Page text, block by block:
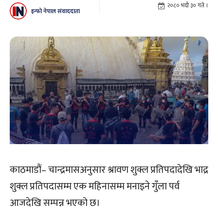
इन्फो नेपाल संवाददाता
२०८० भदौ ३० गते ।
काठमाडौं– चान्द्रमासअनुसार श्रावण शुक्ल प्रतिपदादेखि भाद्र
शुक्ल प्रतिपदासम्म एक महिनासम्म मनाइने गुँला पर्व
आजदेखि सम्पन्न भएको छ।